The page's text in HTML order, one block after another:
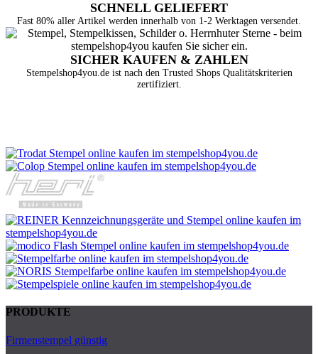
SCHNELL GELIEFERT
Fast 80% aller Artikel werden innerhalb von 1-2 Werktagen versendet.
SICHER KAUFEN & ZAHLEN
Stempelshop4you.de ist nach den Trusted Shops Qualitätskriterien
zertifiziert.
PRODUKTE
Firmenstempel günstig